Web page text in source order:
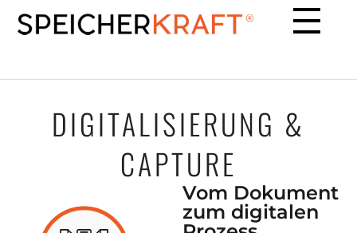
DIGITALISIERUNG &
CAPTURE
Vom Dokument
zum digitalen